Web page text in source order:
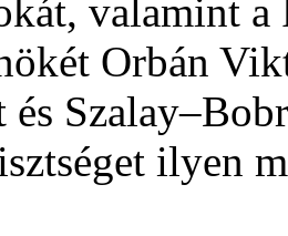
valamint
Orbán
és
ilyen